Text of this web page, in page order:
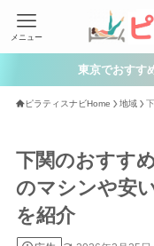
メニュー
東京でおすす
ピラティスナビHome 地域
下関のおすす
のマシンや安
を紹介